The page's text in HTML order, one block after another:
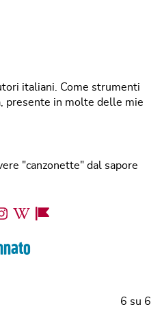
italiani. Come strumenti
presente in molte delle mie
"canzonette" dal sapore
WikipediaFacebook
6 su 6